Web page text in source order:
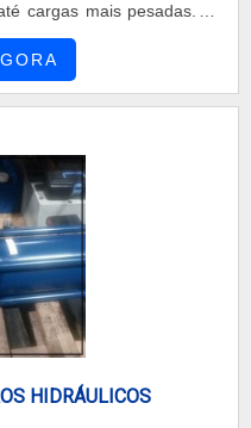
cargas mais pesadas. A
hidráulicos é que usam
desperdício, com uma
HIDRÁULICOS